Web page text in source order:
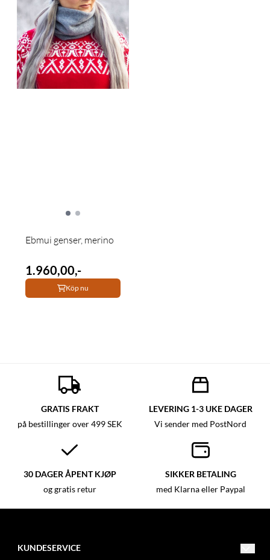
Ebmui genser, merino
1.960,00,-
Köp nu
GRATIS FRAKT
på bestillinger over 499 SEK
LEVERING 1-3 UKE DAGER
Vi sender med PostNord
30 DAGER ÅPENT KJØP
og gratis retur
SIKKER BETALING
med Klarna eller Paypal
KUNDESERVICE